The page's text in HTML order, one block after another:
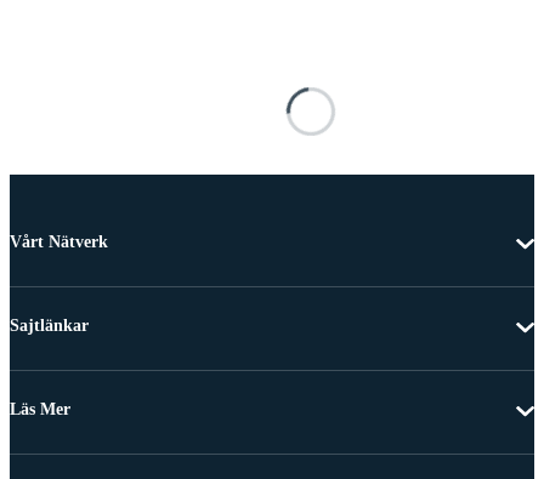
Vårt Nätverk
Sajtlänkar
Läs Mer